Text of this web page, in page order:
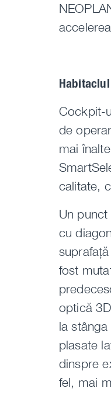
Cockpit-
de
mai
calitate,
Un
cu
fost
optică
la
plasate
dinspre
fel, mai